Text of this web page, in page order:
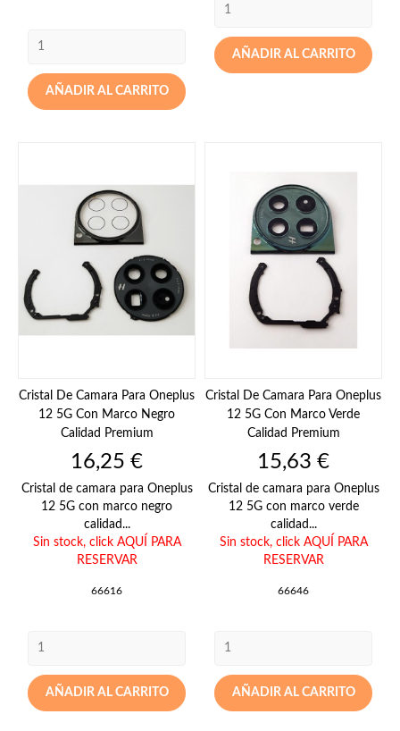
AÑADIR AL CARRITO
AÑADIR AL CARRITO
Cristal De Camara Para Oneplus
12 5G Con Marco Negro
Calidad Premium
Precio
16,25 €
Cristal de camara para Oneplus
12 5G con marco negro
calidad...
Sin stock, click AQUÍ PARA
RESERVAR
66616
AÑADIR AL CARRITO
Cristal De Camara Para Oneplus
12 5G Con Marco Verde
Calidad Premium
Precio
15,63 €
Cristal de camara para Oneplus
12 5G con marco verde
calidad...
Sin stock, click AQUÍ PARA
RESERVAR
66646
AÑADIR AL CARRITO